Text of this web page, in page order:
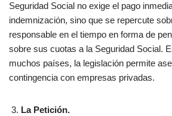
Seguridad Social no exige el pago
indemnización, sino que se repercute
responsable en el tiempo en forma de
sobre sus cuotas a la Seguridad Social.
muchos países, la legislación permite
contingencia con empresas privadas.
La Petición.